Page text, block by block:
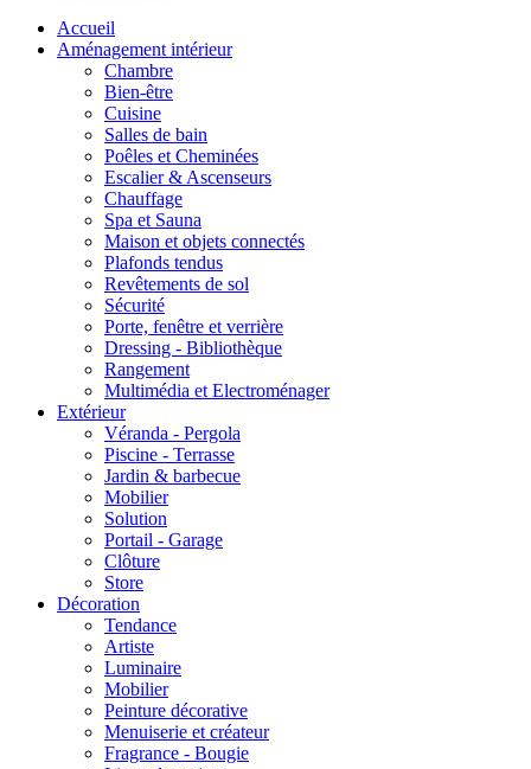
Accueil
Aménagement intérieur
Chambre
Bien-être
Cuisine
Salles de bain
Poêles et Cheminées
Escalier & Ascenseurs
Chauffage
Spa et Sauna
Maison et objets connectés
Plafonds tendus
Revêtements de sol
Sécurité
Porte, fenêtre et verrière
Dressing - Bibliothèque
Rangement
Multimédia et Electroménager
Extérieur
Véranda - Pergola
Piscine - Terrasse
Jardin & barbecue
Mobilier
Solution
Portail - Garage
Clôture
Store
Décoration
Tendance
Artiste
Luminaire
Mobilier
Peinture décorative
Menuiserie et créateur
Fragrance - Bougie